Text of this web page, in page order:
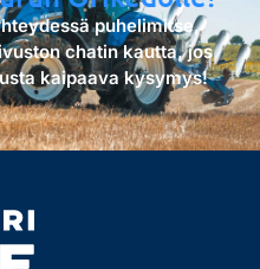
puhelimitse,
chatin kautta, jos
kaipaava kysymys!